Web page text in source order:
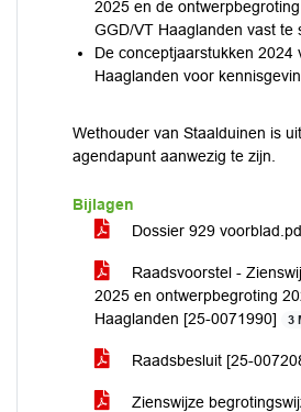
2025 en de
GGD/VT Haaglanden vast te
De conceptjaarstukken 2024
Haaglanden voor
Wethouder van Staalduinen is
agendapunt aanwezig te zijn.
Bijlagen
Dossier 929
Raadsvoorstel -
2025 en ontwerpbegroting
Haaglanden [25-0071990]
3
Raadsbesluit [25-
Zienswijze